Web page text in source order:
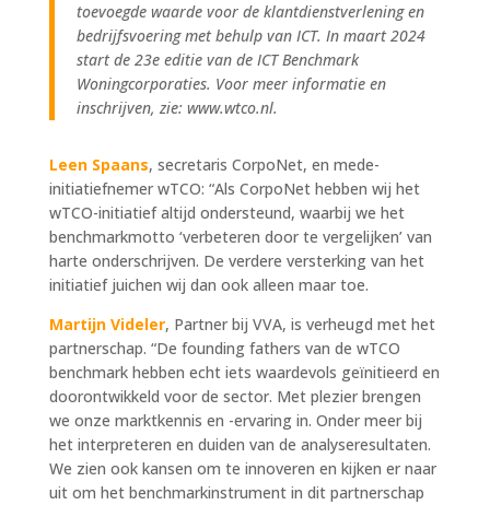
toevoegde waarde voor de klantdienstverlening en
bedrijfsvoering met behulp van ICT. In maart 2024
start de 23e editie van de ICT Benchmark
Woningcorporaties. Voor meer informatie en
inschrijven, zie: www.wtco.nl.
Leen Spaans, secretaris CorpoNet, en mede-
initiatiefnemer wTCO: “Als CorpoNet hebben wij het
wTCO-initiatief altijd ondersteund, waarbij we het
benchmarkmotto ‘verbeteren door te vergelijken’ van
harte onderschrijven. De verdere versterking van het
initiatief juichen wij dan ook alleen maar toe.
Martijn Videler, Partner bij VVA, is verheugd met het
partnerschap. “De founding fathers van de wTCO
benchmark hebben echt iets waardevols geïnitieerd en
doorontwikkeld voor de sector. Met plezier brengen
we onze marktkennis en -ervaring in. Onder meer bij
het interpreteren en duiden van de analyseresultaten.
We zien ook kansen om te innoveren en kijken er naar
uit om het benchmarkinstrument in dit partnerschap